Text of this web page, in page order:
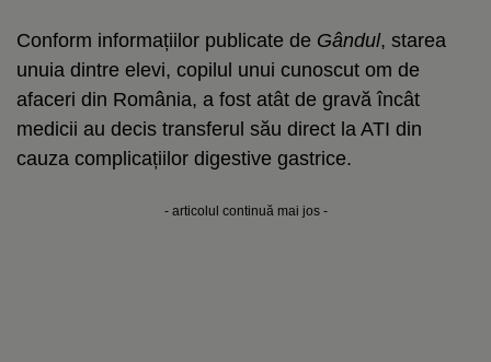
Conform informațiilor publicate de Gândul, starea
unuia dintre elevi, copilul unui cunoscut om de
afaceri din România, a fost atât de gravă încât
medicii au decis transferul său direct la ATI din
cauza complicațiilor digestive gastrice.
- articolul continuă mai jos -